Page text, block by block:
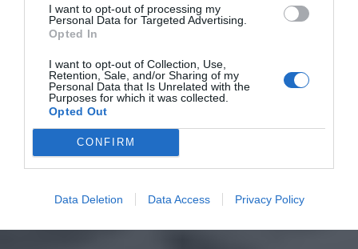
I want to opt-out of processing my
Personal Data for Targeted Advertising.
Opted In
I want to opt-out of Collection, Use,
Retention, Sale, and/or Sharing of my
Personal Data that Is Unrelated with the
Purposes for which it was collected.
Opted Out
CONFIRM
Data Deletion Data Access Privacy Policy